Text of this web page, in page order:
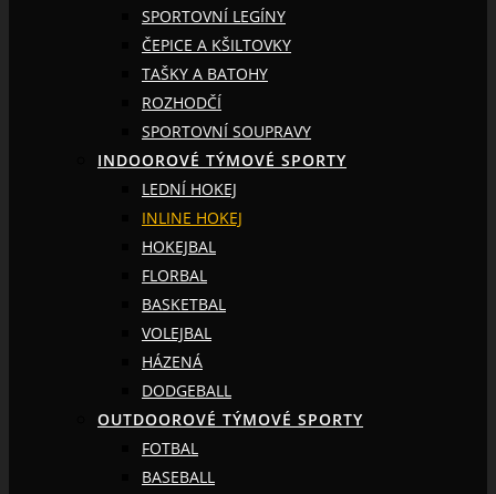
SPORTOVNÍ LEGÍNY
ČEPICE A KŠILTOVKY
TAŠKY A BATOHY
ROZHODČÍ
SPORTOVNÍ SOUPRAVY
INDOOROVÉ TÝMOVÉ SPORTY
LEDNÍ HOKEJ
INLINE HOKEJ
HOKEJBAL
FLORBAL
BASKETBAL
VOLEJBAL
HÁZENÁ
DODGEBALL
OUTDOOROVÉ TÝMOVÉ SPORTY
FOTBAL
BASEBALL